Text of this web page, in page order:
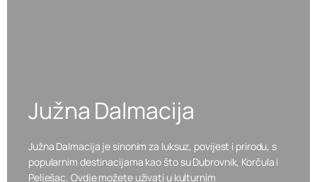
Južna Dalmacija
Južna Dalmacija je sinonim za luksuz, povijest i prirodu, s
popularnim destinacijama kao što su Dubrovnik, Korčula i
Pelješac. Ovdje možete uživati u kulturnim